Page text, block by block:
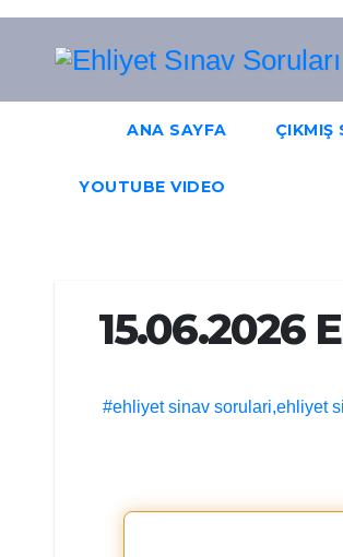
Skip
ANA SAYFA ÇIKMIŞ
YOUTUBE VIDEO
15.06.2026
#ehliyet sinav sorulari,ehliyet